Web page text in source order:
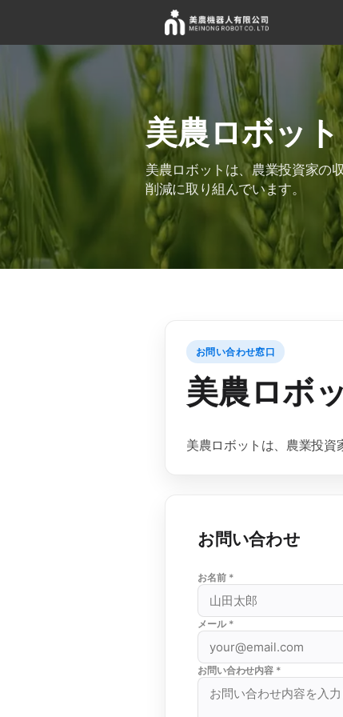
美農ロボッ
美農ロボットは、農業投資家の
削減に取り組んでいます。
お問い合わせ窓口
美農ロボ
美農ロボットは、農業投資
お問い合わせ
お名前 *
メール *
お問い合わせ内容 *